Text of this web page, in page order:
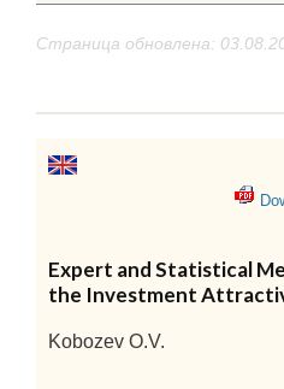
Страница обновлена:
Expert and Statistical
the Investment
Kobozev O.V.